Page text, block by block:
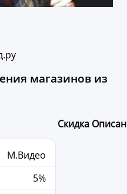
магазинов из
Скидка
М.Видео
5%